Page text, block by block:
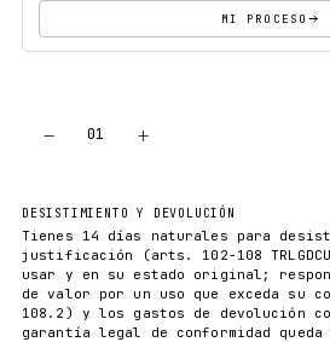
MI PROCESO
− 01 +
DESISTIMIENTO Y DEVOLUCIÓN
Tienes 14 días naturales para
justificación (arts. 102-108
usar y en su estado original;
de valor por un uso que exceda su
108.2) y los gastos de devolución
garantía legal de conformidad